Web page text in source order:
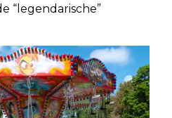
“legendarische”